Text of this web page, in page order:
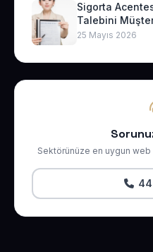
Sigorta
Talebini
25 Mayıs 2026
Sektörünüze en uygun